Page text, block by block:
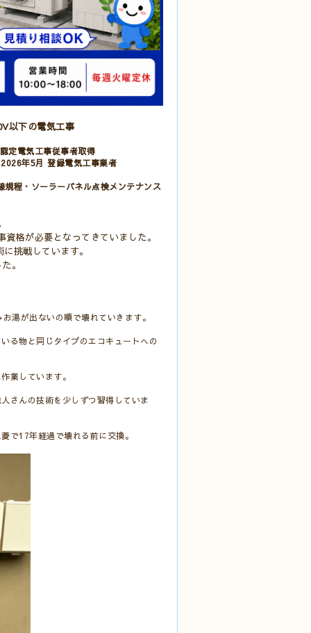
以下の電気工事
定電気工事従事者取得
2026年5月 登録電気工事業者
程・ソーラーパネル点検メンテナンス
格が必要となってきていました。
挑戦しています。
。
が出ないの順で壊れていきます。
る物と同じタイプのエコキュートへの
業しています。
さんの技術を少しずつ習得していま
で17年経過で壊れる前に交換。